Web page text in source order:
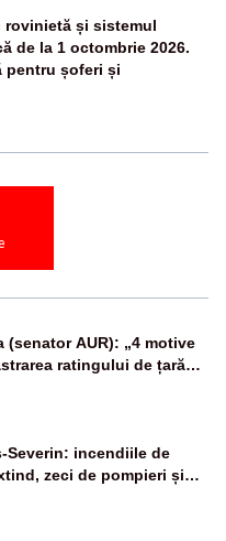
rovinietă și sistemul
de la 1 octombrie 2026.
pentru șoferi și
(senator AUR): „4 motive
ratingului de țară
pentru Guvernul
Severin: incendiile de
zeci de pompieri și
cu flăcările - VIDEO